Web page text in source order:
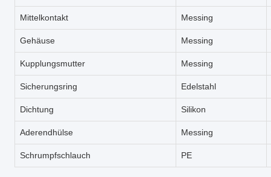
Mittelkontakt Messing
Gehäuse Messing
Kupplungsmutter Messing
Sicherungsring Edelstahl
Dichtung Silikon
Aderendhülse Messing
Schrumpfschlauch PE